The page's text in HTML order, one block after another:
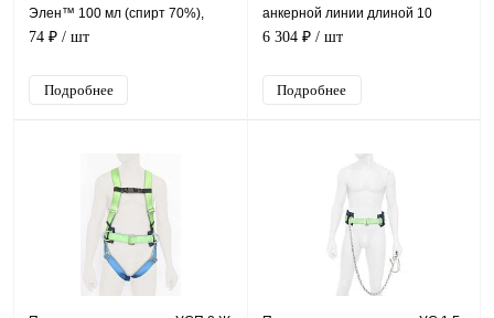
Элен™ 100 мл (спирт 70%),
арт.1036
74 ₽ / шт
Подробнее
анкерной линии длиной 10
метров, vpro 0087/vnt087
6 304 ₽ / шт
Подробнее